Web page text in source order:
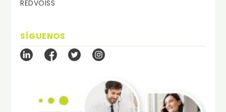
REDVOISS
SÍGUENOS